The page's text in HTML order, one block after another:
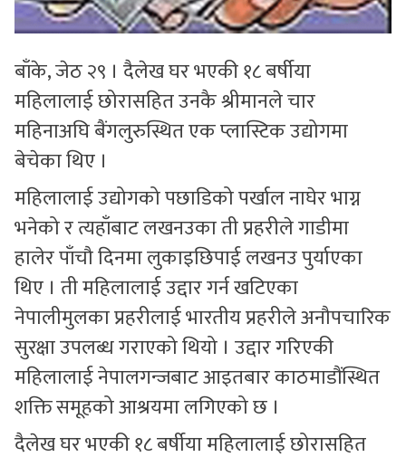
बाँके, जेठ २९ । दैलेख घर भएकी १८ बर्षीया
महिलालाई छोरासहित उनकै श्रीमानले चार
महिनाअघि बैंगलुरुस्थित एक प्लास्टिक उद्योगमा
बेचेका थिए ।
महिलालाई उद्योगको पछाडिको पर्खाल नाघेर भाग्न
भनेको र त्यहाँबाट लखनउका ती प्रहरीले गाडीमा
हालेर पाँचौ दिनमा लुकाइछिपाई लखनउ पुर्याएका
थिए । ती महिलालाई उद्दार गर्न खटिएका
नेपालीमुलका प्रहरीलाई भारतीय प्रहरीले अनौपचारिक
सुरक्षा उपलब्ध गराएको थियो । उद्दार गरिएकी
महिलालाई नेपालगन्जबाट आइतबार काठमाडौंस्थित
शक्ति समूहको आश्रयमा लगिएको छ ।
दैलेख घर भएकी १८ बर्षीया महिलालाई छोरासहित